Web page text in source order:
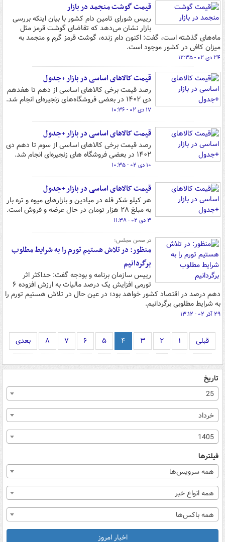
قیمت گوشت منجمد در بازار
رییس شورای تامین دام کشور با بیان اینکه بررسی
بازار نشان می‌دهد که تقاضای گوشت قرمز مثل
ماه‌های گذشته است، گفت: اکنون دام زنده، گوشت قرمز گرم و منجمد به
میزان کافی در کشور موجود است.
۲۴ دی ۰۲ - ۱۲:۳۵
قیمت کالاهای اساسی در بازار +جدول
رصد قیمت برخی کالاهای اساسی از دهم تا هفدهم
دی ۱۴۰۲ در بعضی فروشگاه‌های زنجیره‌ای انجام شد.
۱۷ دی ۰۲ - ۱۰:۳۶
قیمت کالاهای اساسی در بازار +جدول
رصد قیمت برخی کالاهای اساسی از سوم تا دهم دی
۱۴۰۲ در بعضی فروشگاه های زنجیره‌ای انجام شد.
۱۰ دی ۰۲ - ۱۰:۳۵
قیمت کالاهای اساسی در بازار +جدول
هر کیلو شکر فله در میادین و بازارهای میوه و تره بار
به مبلغ ۲۸ هزار تومان در حال عرضه و فروش است.
۳ دی ۰۲ - ۱۱:۳۸
در صحن مجلس؛
منظور: در تلاش هستیم تورم را به شرایط مطلوب
برگردانیم
رییس سازمان برنامه و بودجه گفت: حداکثر اثر
تورمی افزایش یک درصد مالیات به ارزش افزوده ۶
دهم درصد در اقتصاد کشور خواهد بود؛ در عین حال در تلاش هستیم تورم را
به شرایط مطلوبی برگردانیم.
۲۹ آذر ۰۲ - ۱۳:۱۲
قبلی ۱ ۲ ۳ ۴ ۵ ۶ ۷ ۸ بعدی
تاریخ
25
خرداد
1405
فیلترها
همه سرویس‌ها
همه انواع خبر
همه باکس‌ها
اخبار امروز